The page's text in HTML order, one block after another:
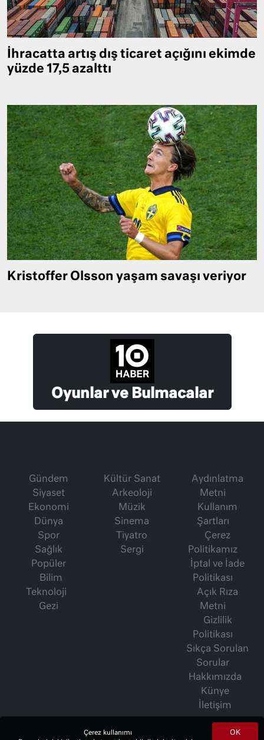
İhracatta artış dış ticaret açığını ekimde
yüzde 17,5 azalttı
Kristoffer Olsson yaşam savaşı veriyor
Oyunlar ve Bulmacalar
Gündem
Siyaset
Ekonomi
Dünya
Spor
Sağlık
Popüler
Bilim
Teknoloji
Gezi
Kültür Sanat
Arkeoloji
Müzik
Sinema
Tiyatro
Sergi
Aydınlatma
Metni
Kullanım
Şartları
Çerez
Politikamız
İptal ve İade
Politikası
Açık Rıza
Metni
Gizlilik
Politikası
Sıkça Sorulan
Sorular
Hakkımızda
Künye
İletişim
OK
Çerez kullanımı